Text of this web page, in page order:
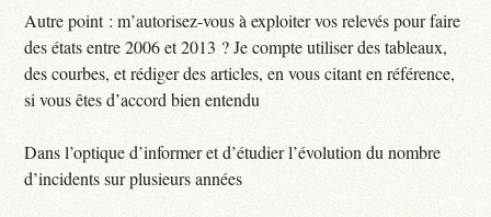
Autre point : m’autorisez-vous à exploiter vos relevés pour faire
des états entre 2006 et 2013 ? Je compte utiliser des tableaux,
des courbes, et rédiger des articles, en vous citant en référence,
si vous êtes d’accord bien entendu
Dans l’optique d’informer et d’étudier l’évolution du nombre
d’incidents sur plusieurs années